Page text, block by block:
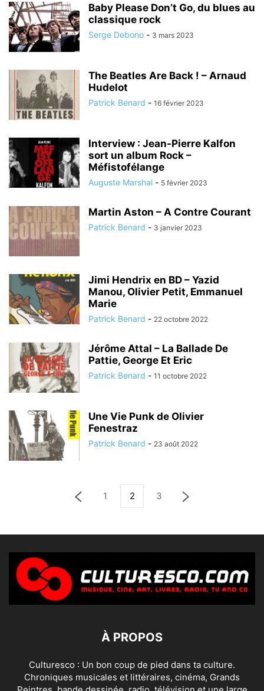
Baby Please Don’t Go, du blues au
classique rock
Serge Debono - 3 mars 2023
The Beatles Are Back ! – Arnaud
Hudelot
Patrick Benard - 16 février 2023
Interview : Jean-Pierre Kalfon
sort un album Rock –
Méfistofélange
Auguste Marshal - 5 février 2023
Martin Aston – A Contre Courant
Patrick Benard - 3 janvier 2023
Jimi Hendrix en BD – Yazid
Manou, Olivier Petit, Emmanuel
Marie
Patrick Benard - 22 octobre 2022
Jérôme Attal – La Ballade De
Pattie, George Et Eric
Patrick Benard - 11 octobre 2022
Une Vie Punk de Olivier
Fenestraz
Patrick Benard - 23 août 2022
1 2 3
À PROPOS
Culturesco : Un bon coup de pied dans ta culture.
Chroniques musicales et littéraires, cinéma, Grands